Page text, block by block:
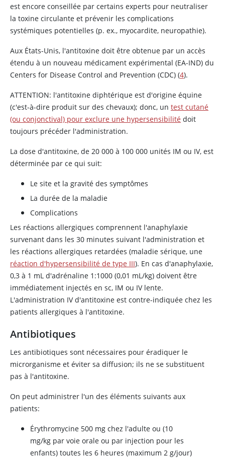
est encore conseillée par certains experts pour neutraliser
la toxine circulante et prévenir les complications
systémiques potentielles (p. ex., myocardite, neuropathie).
Aux États-Unis, l'antitoxine doit être obtenue par un accès
étendu à un nouveau médicament expérimental (EA-IND) du
Centers for Disease Control and Prevention (CDC) (4).
ATTENTION: l'antitoxine diphtérique est d'origine équine
(c'est-à-dire produit sur des chevaux); donc, un test cutané
(ou conjonctival) pour exclure une hypersensibilité doit
toujours précéder l'administration.
La dose d'antitoxine, de 20 000 à 100 000 unités IM ou IV, est
déterminée par ce qui suit:
Le site et la gravité des symptômes
La durée de la maladie
Complications
Les réactions allergiques comprennent l'anaphylaxie
survenant dans les 30 minutes suivant l'administration et
les réactions allergiques retardées (maladie sérique, une
réaction d'hypersensibilité de type III). En cas d'anaphylaxie,
0,3 à 1 mL d'adrénaline 1:1000 (0,01 mL/kg) doivent être
immédiatement injectés en sc, IM ou IV lente.
L'administration IV d'antitoxine est contre-indiquée chez les
patients allergiques à l'antitoxine.
Antibiotiques
Les antibiotiques sont nécessaires pour éradiquer le
microrganisme et éviter sa diffusion; ils ne se substituent
pas à l'antitoxine.
On peut administrer l'un des éléments suivants aux
patients:
Érythromycine 500 mg chez l'adulte ou (10
mg/kg par voie orale ou par injection pour les
enfants) toutes les 6 heures (maximum 2 g/jour)